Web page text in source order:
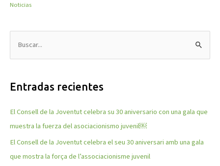
Noticias
u
c
r
p
o
r
Entradas recientes
El Consell de la Joventut celebra su 30 aniversario con una gala que
muestra la fuerza del asociacionismo juvenil￼
El Consell de la Joventut celebra el seu 30 aniversari amb una gala
que mostra la força de l’associacionisme juvenil